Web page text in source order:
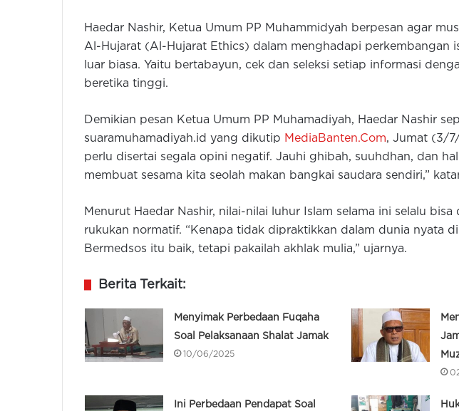
Haedar Nashir, Ketua Umum PP Muhammidyah berpesan agar
Al-Hujarat (Al-Hujarat Ethics) dalam menghadapi perkembangan
luar biasa. Yaitu bertabayun, cek dan seleksi setiap informasi
beretika tinggi.
Demikian pesan Ketua Umum PP Muhamadiyah, Haedar Nashir
suaramuhamadiyah.id yang dikutip MediaBanten.Com, Jumat (3/
perlu disertai segala opini negatif. Jauhi ghibah, suuhdhan, dan
membuat sesama kita seolah makan bangkai saudara sendiri,”
Menurut Haedar Nashir, nilai-nilai luhur Islam selama ini selalu bisa
rukukan normatif. “Kenapa tidak dipraktikkan dalam dunia nyata di
Bermedsos itu baik, tetapi pakailah akhlak mulia,” ujarnya.
Berita Terkait:
Menyimak Perbedaan Fuqaha
Soal Pelaksanaan Shalat Jamak
10/06/2025
Ini Perbedaan Pendapat Soal